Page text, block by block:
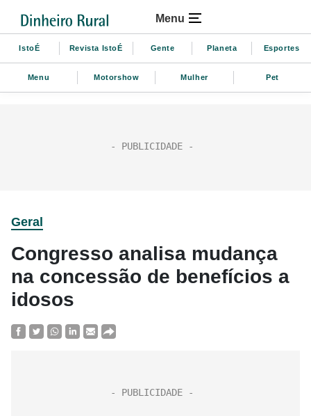
Menu
IstoÉ Revista IstoÉ Gente Planeta Esportes
Menu Motorshow Mulher Pet
Geral
Congresso analisa mudança
na concessão de benefícios a
idosos